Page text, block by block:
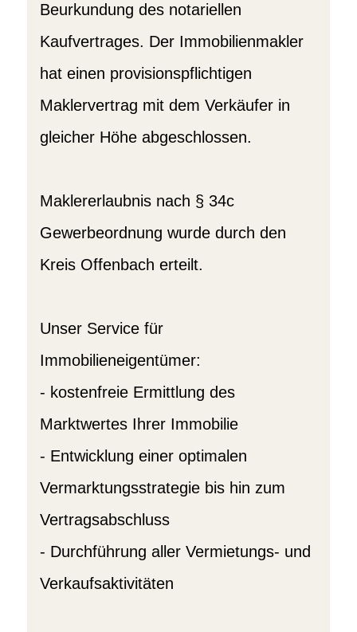
Beurkundung des notariellen
Kaufvertrages. Der Immobilienmakler
hat einen provisionspflichtigen
Maklervertrag mit dem Verkäufer in
gleicher Höhe abgeschlossen.
Maklererlaubnis nach § 34c
Gewerbeordnung wurde durch den
Kreis Offenbach erteilt.
Unser Service für
Immobilieneigentümer:
- kostenfreie Ermittlung des
Marktwertes Ihrer Immobilie
- Entwicklung einer optimalen
Vermarktungsstrategie bis hin zum
Vertragsabschluss
- Durchführung aller Vermietungs- und
Verkaufsaktivitäten